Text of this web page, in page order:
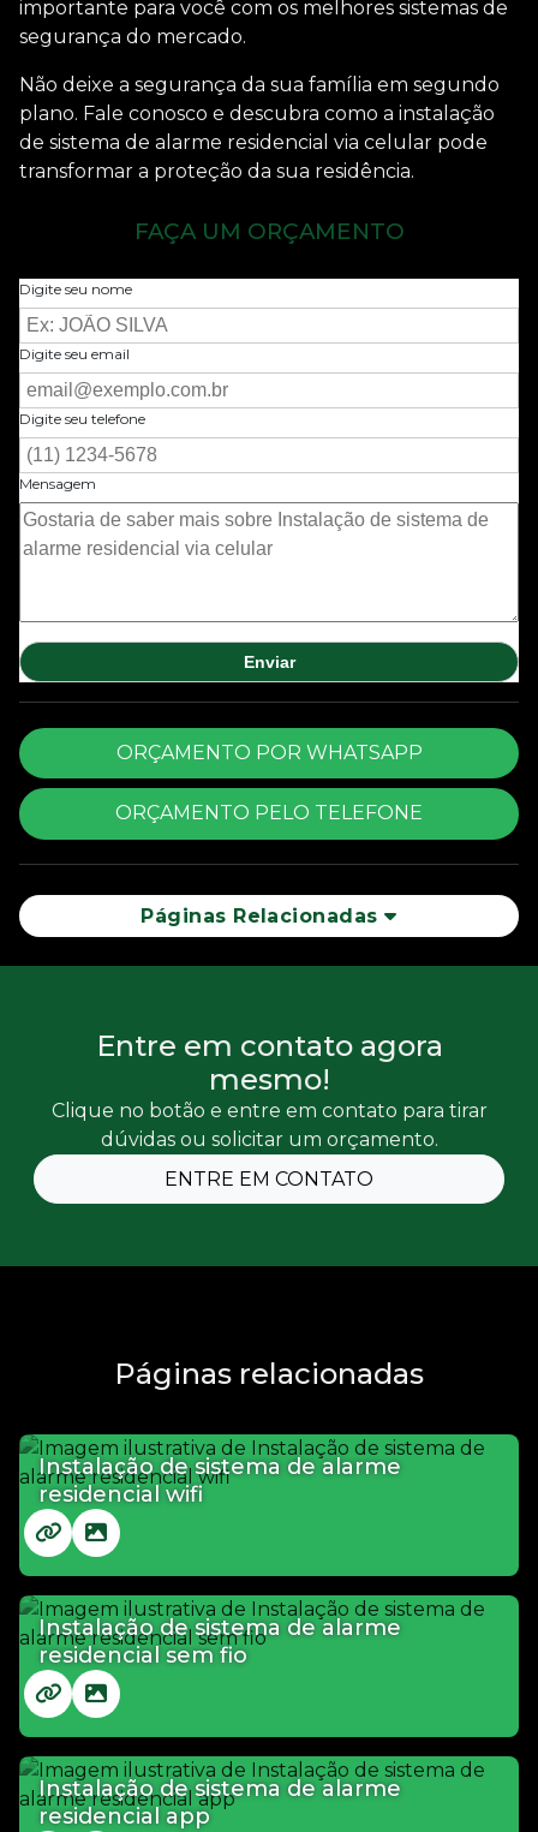
importante para você com os melhores sistemas de
segurança do mercado.
Não deixe a segurança da sua família em segundo
plano. Fale conosco e descubra como a instalação
de sistema de alarme residencial via celular pode
transformar a proteção da sua residência.
FAÇA UM ORÇAMENTO
Digite seu nome
Digite seu email
Digite seu telefone
Mensagem
ORÇAMENTO POR WHATSAPP
ORÇAMENTO PELO TELEFONE
Páginas Relacionadas
Entre em contato agora
mesmo!
Clique no botão e entre em contato para tirar
dúvidas ou solicitar um orçamento.
ENTRE EM CONTATO
Páginas relacionadas
Instalação de sistema de alarme
residencial wifi
Instalação de sistema de alarme
residencial sem fio
Instalação de sistema de alarme
residencial app